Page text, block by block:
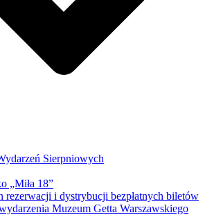
Sierpniowych
„Miła 18”
rezerwacji i dystrybucji bezpłatnych biletów
Muzeum Getta Warszawskiego